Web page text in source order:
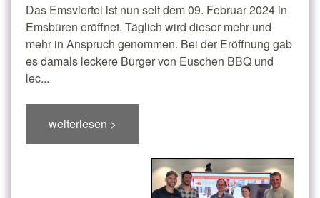
Das Emsviertel ist nun seit dem 09. Februar 2024 in
Emsbüren eröffnet. Täglich wird dieser mehr und
mehr in Anspruch genommen. Bei der Eröffnung gab
es damals leckere Burger von Euschen BBQ und
lec...
weiterlesen >